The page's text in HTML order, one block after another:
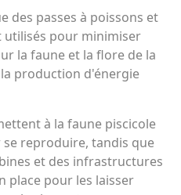
des passes à poissons et
utilisés pour minimiser
la faune et la flore de la
production d'énergie
à la faune piscicole
reproduire, tandis que
et des infrastructures
place pour les laisser